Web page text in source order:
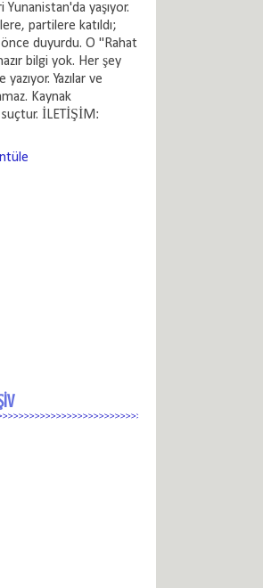
yaşıyor.
partilere katıldı;
duyurdu. O "Rahat
bilgi yok. Her şey
Yazılar ve
Kaynak
İLETİŞİM: